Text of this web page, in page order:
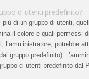
di utenti predefinito?
più di un gruppo di utenti,
il colore e quali permessi
l’amministratore, potrebbe
gruppo predefinito).
di utenti predefinito dal